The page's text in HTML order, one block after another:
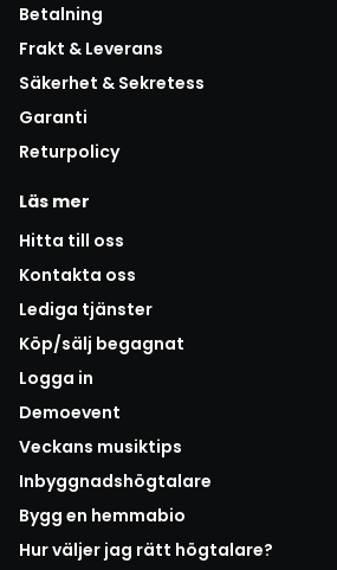
Betalning
Frakt & Leverans
Säkerhet & Sekretess
Garanti
Returpolicy
Läs mer
Hitta till oss
Kontakta oss
Lediga tjänster
Köp/sälj begagnat
Logga in
Demoevent
Veckans musiktips
Inbyggnadshögtalare
Bygg en hemmabio
Hur väljer jag rätt högtalare?